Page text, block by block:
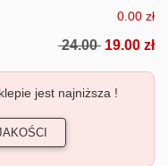
0.00 zł
24.00 19.00 zł
jest najniższa !